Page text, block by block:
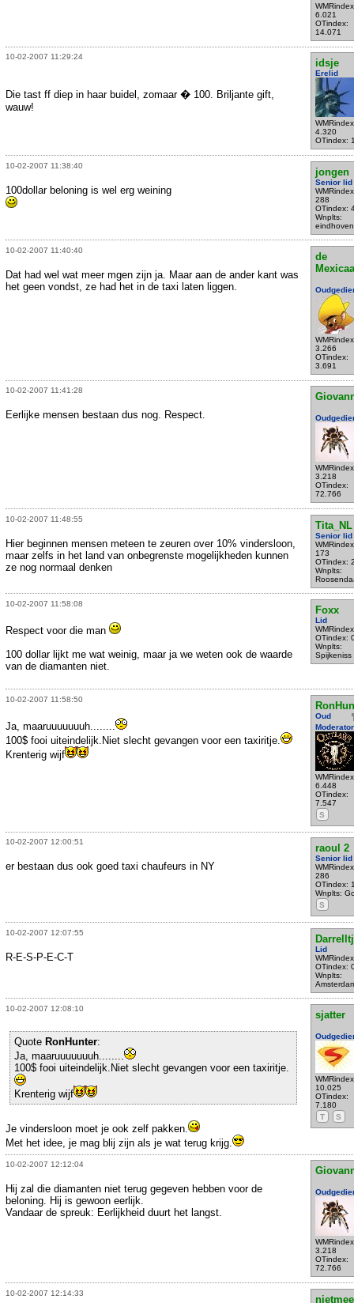
6.021
OTindex:
14.071
10-02-2007 11:29:24
idsje
Erelid
4.320
OTindex:
Die tast ff diep in haar buidel, zomaar � 100. Briljante gift,
wauw!
10-02-2007 11:38:40
jongen
Senior lid
288
OTindex:
Wnplts:
eindhoven
100dollar beloning is wel erg weining
10-02-2007 11:40:40
de
3.266
OTindex:
3.691
Dat had wel wat meer mgen zijn ja. Maar aan de ander kant was
het geen vondst, ze had het in de taxi laten liggen.
10-02-2007 11:41:28
3.218
OTindex:
72.766
Eerlijke mensen bestaan dus nog. Respect.
10-02-2007 11:48:55
Tita_NL
Senior lid
173
OTindex:
Wnplts:
Hier beginnen mensen meteen te zeuren over 10% vindersloon,
maar zelfs in het land van onbegrenste mogelijkheden kunnen
ze nog normaal denken
10-02-2007 11:58:08
Foxx
Lid
OTindex:
Wnplts:
Spijkeniss
Respect voor die man
100 dollar lijkt me wat weinig, maar ja we weten ook de waarde
van de diamanten niet.
10-02-2007 11:58:50
Oud
Moderator
6.448
OTindex:
7.547
S
Ja, maaruuuuuuuh........
100$ fooi uiteindelijk.Niet slecht gevangen voor een taxiritje.
Krenterig wijf
10-02-2007 12:00:51
raoul 2
Senior lid
286
OTindex:
Wnplts:
S
er bestaan dus ook goed taxi chaufeurs in NY
10-02-2007 12:07:55
Lid
OTindex:
Wnplts:
R-E-S-P-E-C-T
10-02-2007 12:08:10
sjatter
10.025
OTindex:
7.180
T
S
Quote RonHunter:
Ja, maaruuuuuuuh........
100$ fooi uiteindelijk.Niet slecht gevangen voor een taxiritje.
Krenterig wijf
Je vindersloon moet je ook zelf pakken.
Met het idee, je mag blij zijn als je wat terug krijg.
10-02-2007 12:12:04
3.218
OTindex:
72.766
Hij zal die diamanten niet terug gegeven hebben voor de
beloning. Hij is gewoon eerlijk.
Vandaar de spreuk: Eerlijkheid duurt het langst.
10-02-2007 12:14:33